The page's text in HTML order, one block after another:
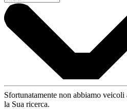
Sfortunatamente non abbiamo
la Sua ricerca.